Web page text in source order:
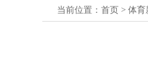
当前位置： 首页 > 体育